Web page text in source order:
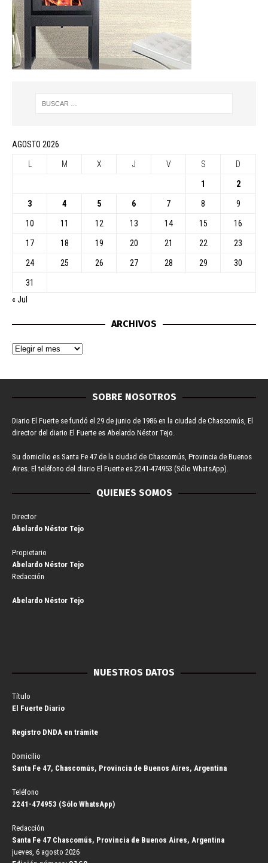
AGOSTO 2026
L M X J V S D
1 2
3 4 5 6 7 8 9
10 11 12 13 14 15 16
17 18 19 20 21 22 23
24 25 26 27 28 29 30
31
« Jul
ARCHIVOS
SOBRE NOSOTROS
Diario El Fuerte se fundó el 29 de junio de 1986 en la ciudad de Chascomús, El
director del diario El Fuerte es Abelardo Néstor Tejo.
Su domicilio es Santa Fe 47 de la ciudad de Chascomús, Provincia de Buenos
Aires. El teléfono del diario El Fuerte es 2241-474953 (Sólo WhatsApp).
QUIENES SOMOS
Director
Abelardo Néstor Tejo
Propietario
Abelardo Néstor Tejo
Redacción
Abelardo Néstor Tejo
NUESTROS DATOS
Título
El Fuerte Diario
Registro DNDA en trámite
Domicilio
Santa Fe 47, Chascomús, Provincia de Buenos Aires, Argentina
Teléfono
2241-474953 (Sólo WhatsApp)
Redacción
Santa Fe 47 Chascomús, Provincia de Buenos Aires, Argentina
jueves, 6 agosto 2026